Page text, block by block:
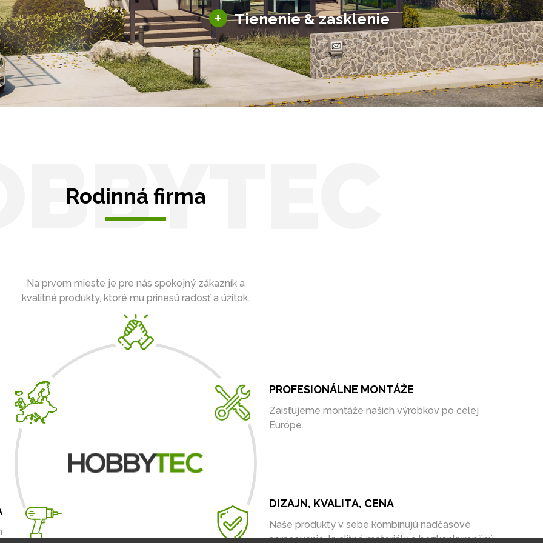
Solárne zimné záhrady
+ Tienenie & zasklenie
Tienenie
Zasklenie
Rodinná firma
Na prvom mieste je pre nás spokojný zákazník a
kvalitné produkty, ktoré mu prinesú radosť a úžitok.
PROFESIONÁLNE MONTÁŽE
Zaisťujeme montáže našich výrobkov po celej
Európe.
DIZAJN, KVALITA, CENA
Naše produkty v sebe kombinujú nadčasové
spracovanie, kvalitné materiály a bezkonkurenčnú